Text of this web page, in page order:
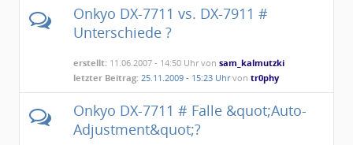
Onkyo DX-7711 vs. DX-7911 #
Unterschiede ?
erstellt: 11.06.2007 - 14:50 Uhr vonsam_kalmutzki
letzter Beitrag: 25.11.2009 - 15:23 Uhrvontr0phy
Onkyo DX-7711 # Falle &quot;Auto-
Adjustment&quot;?